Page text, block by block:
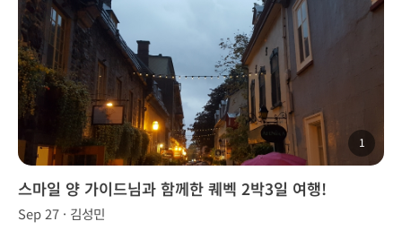
1
스마일 양 가이드님과 함께한 퀘벡 2박3일 여행!
Sep 27 · 김성민